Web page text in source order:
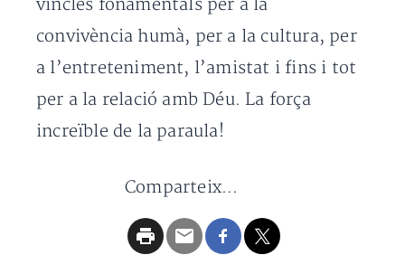
vincles fonamentals per a la
convivència humà, per a la cultura, per
a l’entreteniment, l’amistat i fins i tot
per a la relació amb Déu. La força
increïble de la paraula!
Comparteix...